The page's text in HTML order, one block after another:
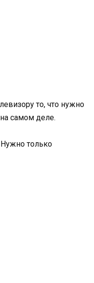
то, что нужно
самом деле.
только